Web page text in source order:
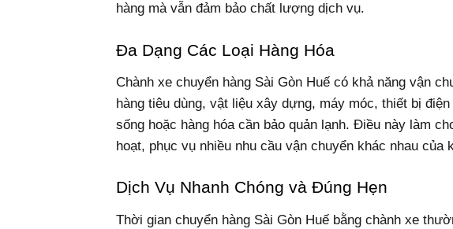
hàng mà vẫn đảm bảo chất lượng dịch vụ.
Đa Dạng Các Loại Hàng Hóa
Chành xe chuyển hàng Sài Gòn Huế có khả năng vận
hàng tiêu dùng, vật liệu xây dựng, máy móc, thiết bị
sống hoặc hàng hóa cần bảo quản lạnh. Điều này làm
hoạt, phục vụ nhiều nhu cầu vận chuyển khác nhau của
Dịch Vụ Nhanh Chóng và Đúng Hẹn
Thời gian chuyển hàng Sài Gòn Huế bằng chành xe